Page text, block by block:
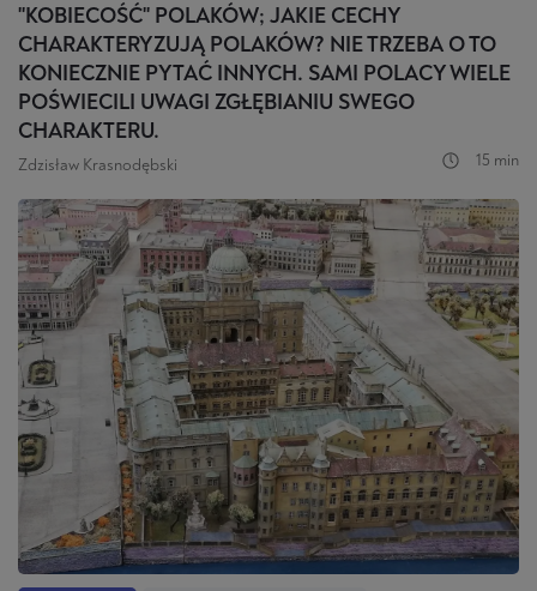
"KOBIECOŚĆ" POLAKÓW; JAKIE CECHY
CHARAKTERYZUJĄ POLAKÓW? NIE TRZEBA O TO
KONIECZNIE PYTAĆ INNYCH. SAMI POLACY WIELE
POŚWIECILI UWAGI ZGŁĘBIANIU SWEGO
CHARAKTERU.
Zdzisław Krasnodębski 15 min